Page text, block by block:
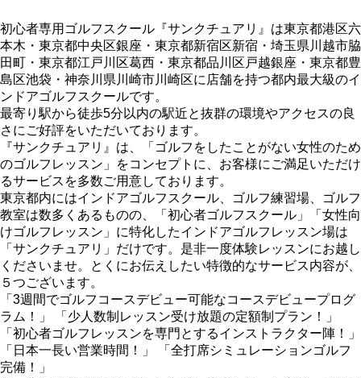
初心者専用ゴルフスクール『サンクチュアリ』は東京都港区六
本木・東京都中央区銀座・東京都新宿区新宿・埼玉県川越市脇
田町・東京都江戸川区葛西・東京都品川区戸越銀座・東京都豊
島区池袋・神奈川県川崎市川崎区に店舗を持つ都内最大級のイ
ンドアゴルフスクールです。
最寄り駅から徒歩5分以内の駅近と抜群の環境やアクセスの良
さにご好評をいただいております。
『サンクチュアリ』は、「ゴルフをしたことがない女性のため
のゴルフレッスン」をコンセプトに、お客様にご満足いただけ
るサービスを多数ご用意しております。
東京都内にはインドアゴルフスクール、ゴルフ練習場、ゴルフ
教室は数多くあるものの、「初心者ゴルフスクール」「女性向
けゴルフレッスン」に特化したインドアゴルフレッスン場は
「サンクチュアリ」だけです。是非一度体験レッスンにお越し
くださいませ。とくにお伝えしたい特徴的なサービス内容が、
５つございます。
「3週間でゴルフコースデビュー可能なコースデビュープログ
ラム！」 「少人数制レッスン受け放題の定額制プラン！」
「初心者ゴルフレッスンを専門とするインストラクター陣！」
「日本一長い営業時間！」 「全打席シミュレーションゴルフ
完備！」